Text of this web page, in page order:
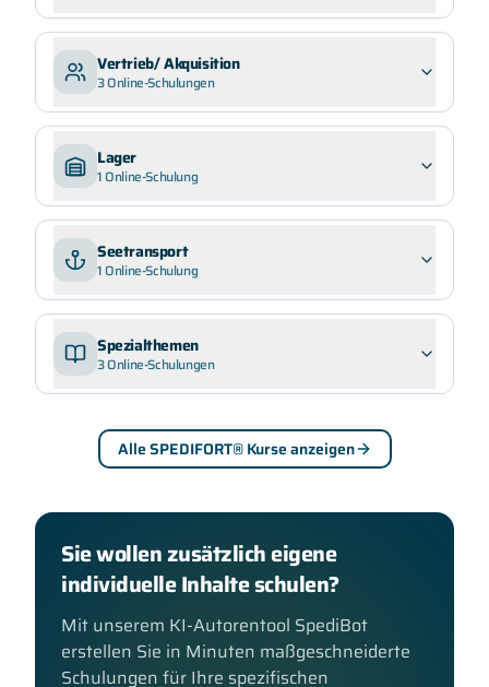
Vertrieb/ Akquisition
3Online-Schulungen
Lager
1Online-Schulung
Seetransport
1Online-Schulung
Spezialthemen
3Online-Schulungen
Alle SPEDIFORT® Kurse anzeigen
Sie wollen zusätzlich eigene
individuelle Inhalte schulen?
Mit unserem KI-Autorentool SpediBot
erstellen Sie in Minuten maßgeschneiderte
Schulungen für Ihre spezifischen